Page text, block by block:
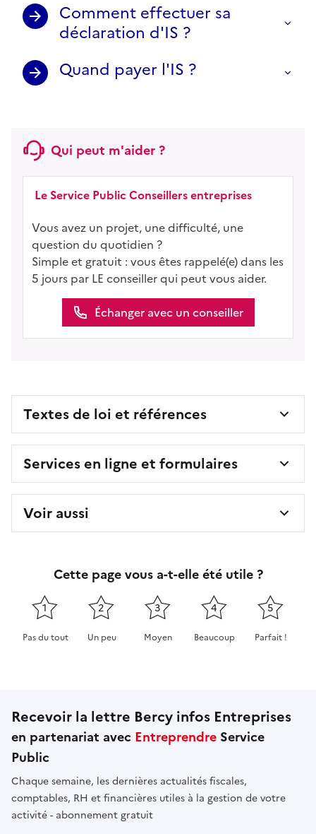
Comment effectuer sa
déclaration d'IS ?
Quand payer l'IS ?
Qui peut m'aider ?
Le Service Public Conseillers entreprises
Vous avez un projet, une difficulté, une
question du quotidien ?
Simple et gratuit : vous êtes rappelé(e) dans les
5 jours par LE conseiller qui peut vous aider.
Échanger avec un conseiller
Textes de loi et références
Services en ligne et formulaires
Voir aussi
Cette page vous a-t-elle été utile ?
1
Pas du tout
2
Un peu
3
Moyen
4
Beaucoup
5
Parfait !
Recevoir la lettre Bercy infos Entreprises
en partenariat avec Entreprendre Service
Public
Chaque semaine, les dernières actualités fiscales,
comptables, RH et financières utiles à la gestion de votre
activité - abonnement gratuit